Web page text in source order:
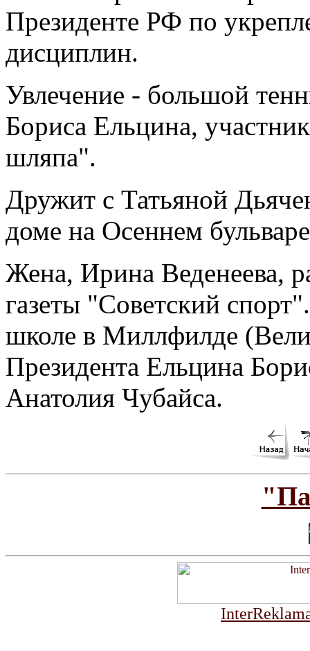
Президенте РФ по
дисциплин.
Увлечение - большой
Бориса Ельцина,
шляпа".
Дружит с Татьяной
доме на Осеннем
Жена, Ирина Веденеева,
газеты "Советский
школе в Миллфилде
Президента Ельцина
Анатолия Чубайса.